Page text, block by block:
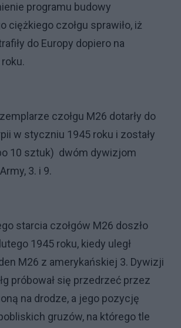
programu budowy
ciężkiego czołgu sprawiło, iż
do Europy dopiero na
czołgu M26 dotarły do
w styczniu 1945 roku i zostały
10 sztuk) dwóm dywizjom
3. i 9.
starcia czołgów M26 doszło
1945 roku, kiedy uległ
M26 z amerykańskiej 3. Dywizji
próbował się przedrzeć przez
na drodze, a jego pozycję
gruzów, na którego tle